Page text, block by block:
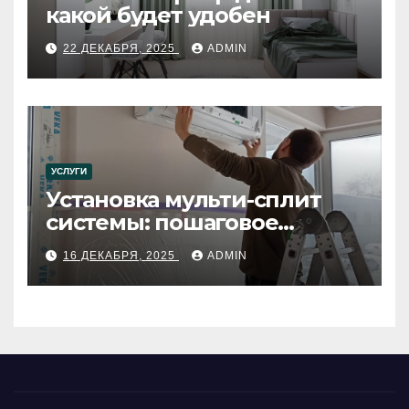
какой будет удобен
22 ДЕКАБРЯ, 2025 ADMIN
УСЛУГИ
Установка мульти-сплит
системы: пошаговое
руководство
16 ДЕКАБРЯ, 2025 ADMIN